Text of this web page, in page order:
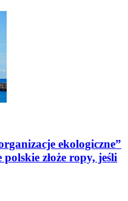
ekologiczne”
złoże ropy, jeśli